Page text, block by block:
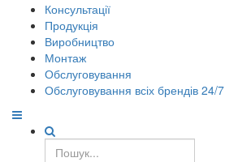
Консультації
Продукція
Виробництво
Монтаж
Обслуговування
Обслуговування всіх брендів 24/7